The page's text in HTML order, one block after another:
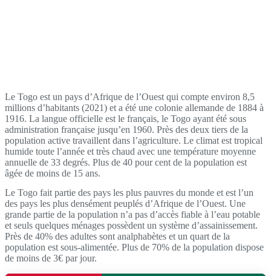
Le Togo est un pays d’Afrique de l’Ouest qui compte environ 8,5
millions d’habitants (2021) et a été une colonie allemande de 1884 à
1916. La langue officielle est le français, le Togo ayant été sous
administration française jusqu’en 1960. Près des deux tiers de la
population active travaillent dans l’agriculture. Le climat est tropical
humide toute l’année et très chaud avec une température moyenne
annuelle de 33 degrés. Plus de 40 pour cent de la population est
âgée de moins de 15 ans.
Le Togo fait partie des pays les plus pauvres du monde et est l’un
des pays les plus densément peuplés d’Afrique de l’Ouest. Une
grande partie de la population n’a pas d’accès fiable à l’eau potable
et seuls quelques ménages possèdent un système d’assainissement.
Près de 40% des adultes sont analphabètes et un quart de la
population est sous-alimentée. Plus de 70% de la population dispose
de moins de 3€ par jour.